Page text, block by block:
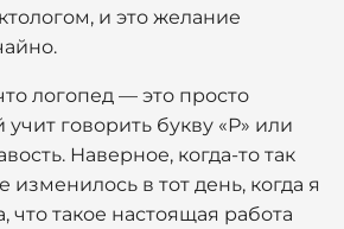
и это желание
логопед — это просто
говорить букву «Р» или
Наверное, когда-то так
изменилось в тот день, когда я
что такое настоящая работа